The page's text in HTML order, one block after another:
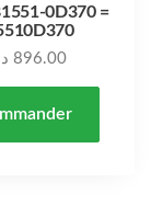
0D370 =
896.00